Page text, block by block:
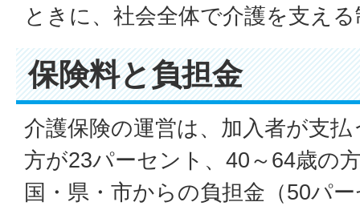
ときに、社会全体で介護を支え
保険料と負担金
介護保険の運営は、加入者が支
方が23パーセント、40～64歳の
国・県・市からの負担金（50パ